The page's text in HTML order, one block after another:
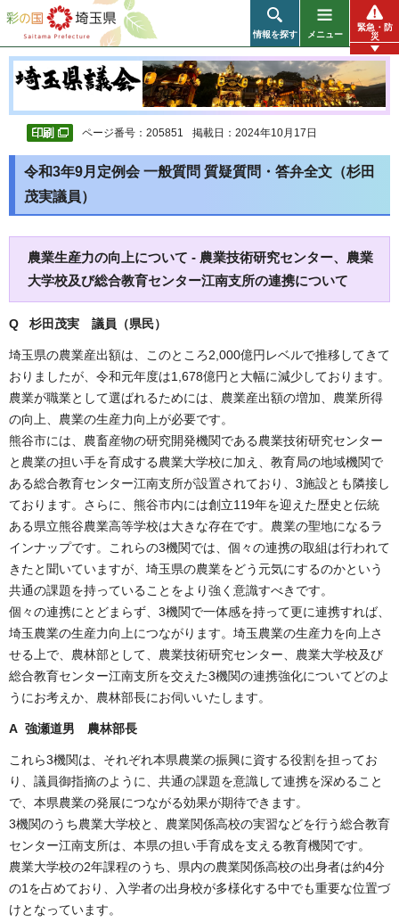
彩の国 埼玉県
情報を探す メニュー
緊急・防
災
ページ番号：205851 掲載日：2024年10月17日
令和3年9月定例会 一般質問 質疑質問・答弁全文（杉田
茂実議員）
農業生産力の向上について - 農業技術研究センター、農業
大学校及び総合教育センター江南支所の連携について
Q 杉田茂実 議員（県民）
埼玉県の農業産出額は、このところ2,000億円レベルで推移してきて
おりましたが、令和元年度は1,678億円と大幅に減少しております。
農業が職業として選ばれるためには、農業産出額の増加、農業所得
の向上、農業の生産力向上が必要です。
熊谷市には、農畜産物の研究開発機関である農業技術研究センター
と農業の担い手を育成する農業大学校に加え、教育局の地域機関で
ある総合教育センター江南支所が設置されており、3施設とも隣接し
ております。さらに、熊谷市内には創立119年を迎えた歴史と伝統
ある県立熊谷農業高等学校は大きな存在です。農業の聖地になるラ
インナップです。これらの3機関では、個々の連携の取組は行われて
きたと聞いていますが、埼玉県の農業をどう元気にするのかという
共通の課題を持っていることをより強く意識すべきです。
個々の連携にとどまらず、3機関で一体感を持って更に連携すれば、
埼玉農業の生産力向上につながります。埼玉農業の生産力を向上さ
せる上で、農林部として、農業技術研究センター、農業大学校及び
総合教育センター江南支所を交えた3機関の連携強化についてどのよ
うにお考えか、農林部長にお伺いいたします。
A 強瀬道男 農林部長
これら3機関は、それぞれ本県農業の振興に資する役割を担ってお
り、議員御指摘のように、共通の課題を意識して連携を深めること
で、本県農業の発展につながる効果が期待できます。
3機関のうち農業大学校と、農業関係高校の実習などを行う総合教育
センター江南支所は、本県の担い手育成を支える教育機関です。
農業大学校の2年課程のうち、県内の農業関係高校の出身者は約4分
の1を占めており、入学者の出身校が多様化する中でも重要な位置づ
けとなっています。